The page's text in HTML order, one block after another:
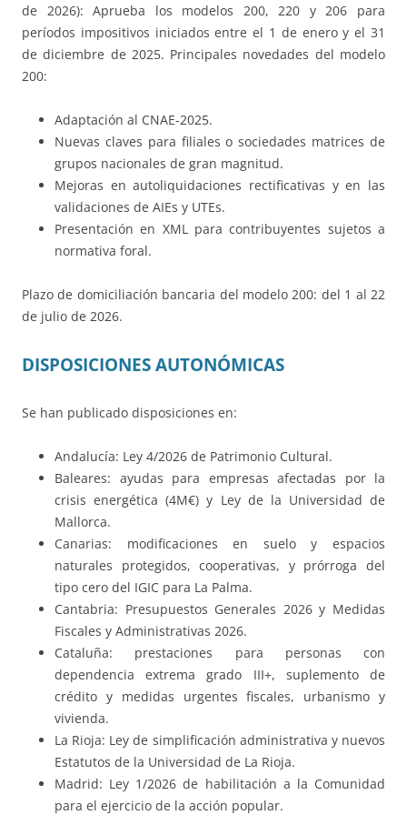
de 2026): Aprueba los modelos 200, 220 y 206 para
períodos impositivos iniciados entre el 1 de enero y el 31
de diciembre de 2025. Principales novedades del modelo
200:
Adaptación al CNAE-2025.
Nuevas claves para filiales o sociedades matrices de
grupos nacionales de gran magnitud.
Mejoras en autoliquidaciones rectificativas y en las
validaciones de AIEs y UTEs.
Presentación en XML para contribuyentes sujetos a
normativa foral.
Plazo de domiciliación bancaria del modelo 200: del 1 al 22
de julio de 2026.
DISPOSICIONES AUTONÓMICAS
Se han publicado disposiciones en:
Andalucía: Ley 4/2026 de Patrimonio Cultural.
Baleares: ayudas para empresas afectadas por la
crisis energética (4M€) y Ley de la Universidad de
Mallorca.
Canarias: modificaciones en suelo y espacios
naturales protegidos, cooperativas, y prórroga del
tipo cero del IGIC para La Palma.
Cantabria: Presupuestos Generales 2026 y Medidas
Fiscales y Administrativas 2026.
Cataluña: prestaciones para personas con
dependencia extrema grado III+, suplemento de
crédito y medidas urgentes fiscales, urbanismo y
vivienda.
La Rioja: Ley de simplificación administrativa y nuevos
Estatutos de la Universidad de La Rioja.
Madrid: Ley 1/2026 de habilitación a la Comunidad
para el ejercicio de la acción popular.